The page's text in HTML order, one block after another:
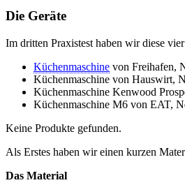
Die Geräte
Im dritten Praxistest haben wir diese vier
Küchenmaschine von Freihafen,
Küchenmaschine von Hauswirt,
Küchenmaschine Kenwood
Küchenmaschine M6 von EAT,
Keine Produkte gefunden.
Als Erstes haben wir einen kurzen
Das Material